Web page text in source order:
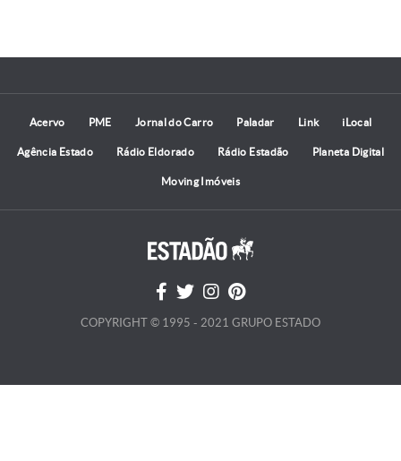
Acervo PME Jornal do Carro Paladar Link iLocal
Agência Estado Rádio Eldorado Rádio Estadão Planeta Digital
Moving Imóveis
COPYRIGHT © 1995 - 2021 GRUPO ESTADO